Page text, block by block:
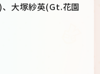
大塚紗英(Gt.花園